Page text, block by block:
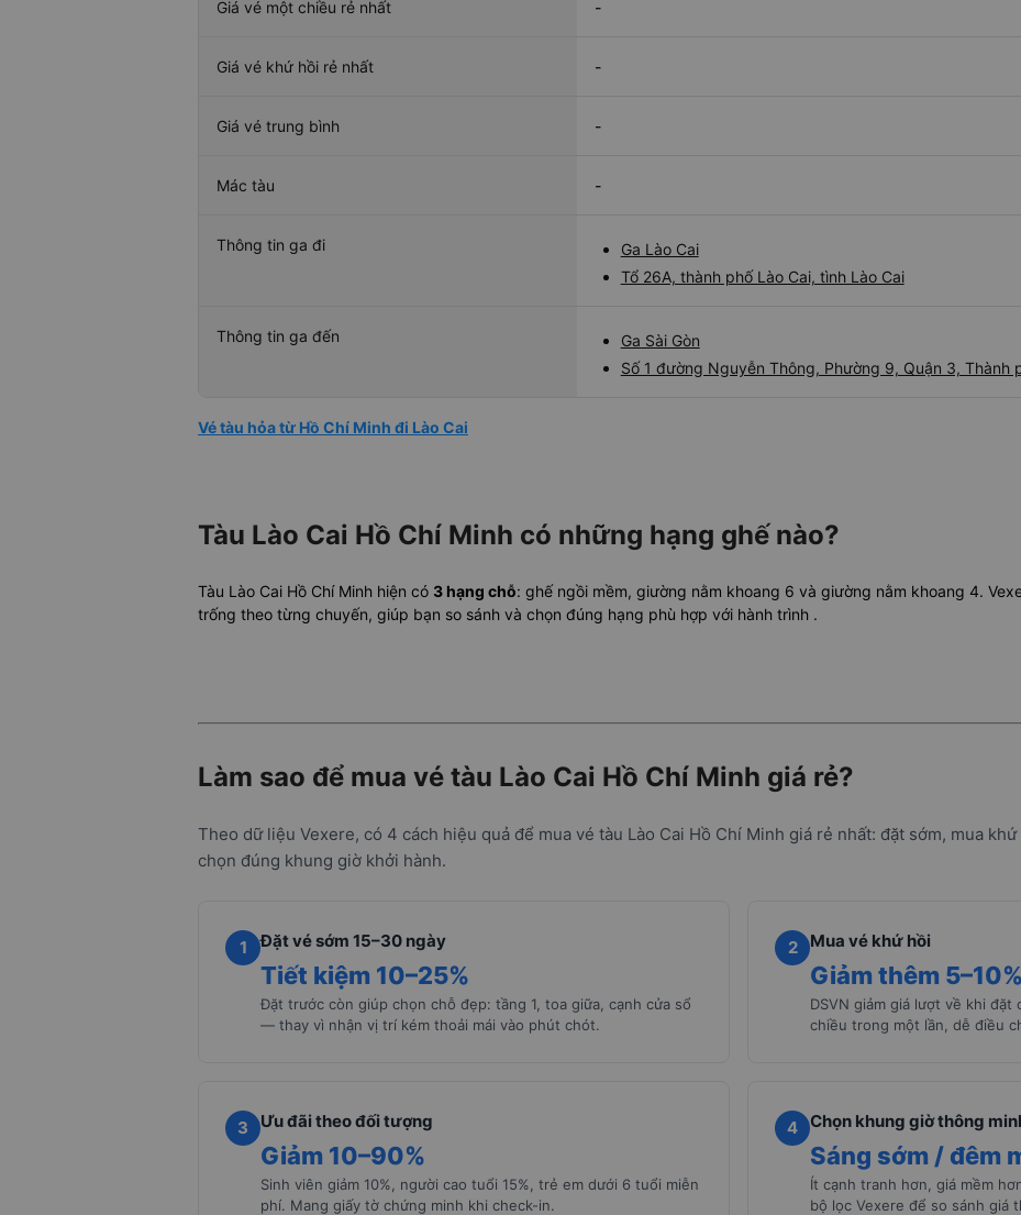
Giá vé một chiều rẻ nhất -
Giá vé khứ hồi rẻ nhất -
Giá vé trung bình -
Mác tàu -
Thông tin ga đi
Ga Lào Cai
Tổ 26A, thành phố Lào Cai, tình Lào Cai
Thông tin ga đến
Ga Sài Gòn
Số 1 đường Nguyễn Thông, Phường 9, Quận 3, Thành
Vé tàu hỏa từ Hồ Chí Minh đi Lào Cai
Tàu Lào Cai Hồ Chí Minh có những hạng ghế nào?
Tàu Lào Cai Hồ Chí Minh hiện có 3 hạng chỗ: ghế ngồi mềm, giường nằm khoang 6 và giường nằm khoang 4.
trống theo từng chuyến, giúp bạn so sánh và chọn đúng hạng phù hợp với hành trình .
Làm sao để mua vé tàu Lào Cai Hồ Chí Minh giá rẻ?
Theo dữ liệu Vexere, có 4 cách hiệu quả để mua vé tàu Lào Cai Hồ Chí Minh giá rẻ nhất: đặt sớm, mua
chọn đúng khung giờ khởi hành.
1 Đặt vé sớm 15–30 ngày
Tiết kiệm 10–25%
Đặt trước còn giúp chọn chỗ đẹp: tầng 1, toa giữa, cạnh cửa sổ
— thay vì nhận vị trí kém thoải mái vào phút chót.
2 Mua vé khứ hồi
Giảm thêm 5–10%
DSVN giảm giá lượt về khi
chiều trong một lần, dễ điều
3 Ưu đãi theo đối tượng
Giảm 10–90%
Sinh viên giảm 10%, người cao tuổi 15%, trẻ em dưới 6 tuổi miễn
phí. Mang giấy tờ chứng minh khi check-in.
4 Chọn khung giờ thông
Sáng sớm / đêm
Ít cạnh tranh hơn, giá mềm
bộ lọc Vexere để so sánh giá